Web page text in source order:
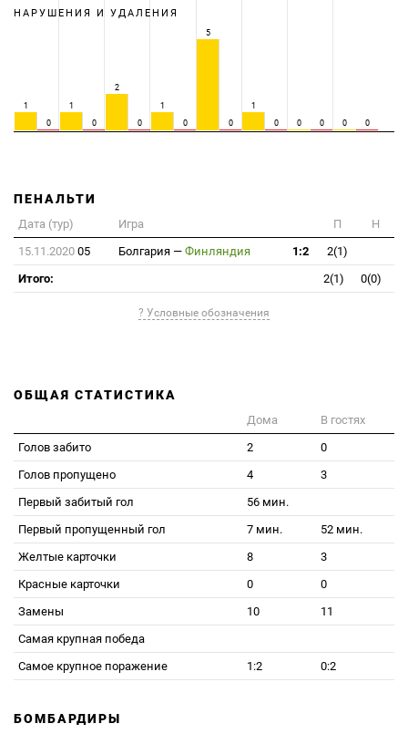
НАРУШЕНИЯ И УДАЛЕНИЯ
1
0
1
0
2
0
1
0
5
0
1
0
0 0 0 0
ПЕНАЛЬТИ
Дата (тур) Игра П
Н
15.11.2020 05 Болгария — Финляндия 1:2
2(1)
Итого:
2(1) 0(0)
? Условные обозначения
ОБЩАЯ СТАТИСТИКА
Дома
В гостях
Голов забито
2
0
Голов пропущено
4
3
Первый забитый гол
56 мин.
Первый пропущенный гол
7 мин.
52 мин.
Желтые карточки
8
3
Красные карточки
0
0
Замены
10
11
Самая крупная победа
Самое крупное поражение
1:2 0:2
БОМБАРДИРЫ